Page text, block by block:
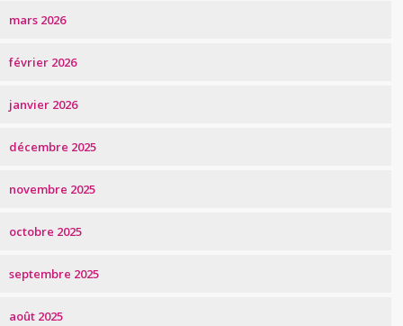
mars 2026
février 2026
janvier 2026
décembre 2025
novembre 2025
octobre 2025
septembre 2025
août 2025